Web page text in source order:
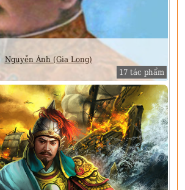
Nguyễn Ánh (Gia Long)
17 tác phẩm